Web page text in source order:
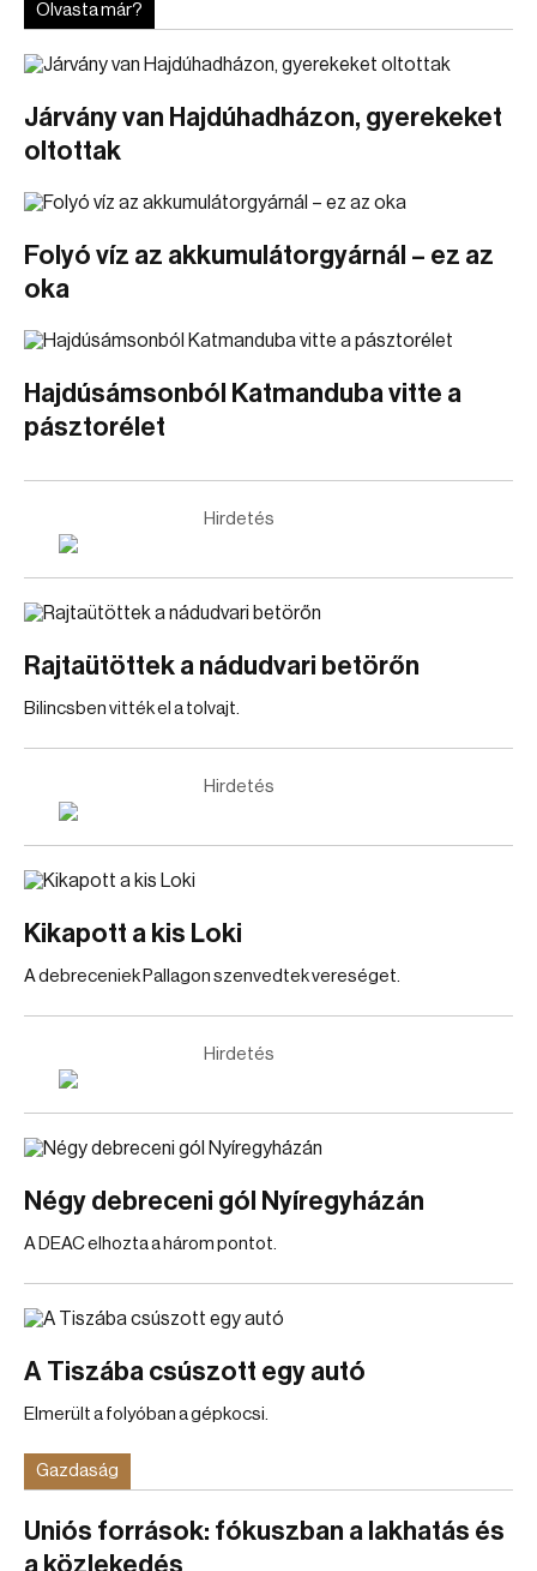
Olvasta már?
Járvány van Hajdúhadházon, gyerekeket
oltottak
Folyó víz az akkumulátorgyárnál – ez az
oka
Hajdúsámsonból Katmanduba vitte a
pásztorélet
Hirdetés
Rajtaütöttek a nádudvari betörőn
Bilincsben vitték el a tolvajt.
Hirdetés
Kikapott a kis Loki
A debreceniek Pallagon szenvedtek vereséget.
Hirdetés
Négy debreceni gól Nyíregyházán
A DEAC elhozta a három pontot.
A Tiszába csúszott egy autó
Elmerült a folyóban a gépkocsi.
Gazdaság
Uniós források: fókuszban a lakhatás és
a közlekedés